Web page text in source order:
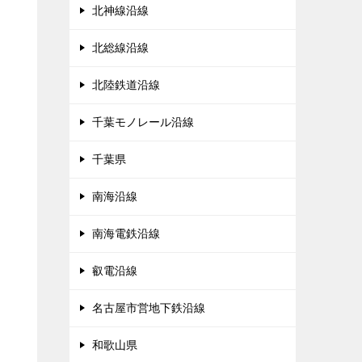
北神線沿線
北総線沿線
北陸鉄道沿線
千葉モノレール沿線
千葉県
南海沿線
南海電鉄沿線
叡電沿線
名古屋市営地下鉄沿線
和歌山県